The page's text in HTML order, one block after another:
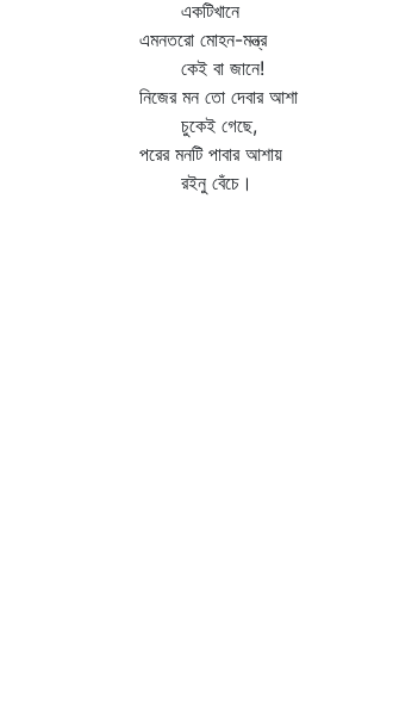
একটিখানে
এমনতরো মোহন-মন্ত্র
কেই বা জানে!
নিজের মন তো দেবার আশা
চুকেই গেছে,
পরের মনটি পাবার আশায়
রইনু বেঁচে।